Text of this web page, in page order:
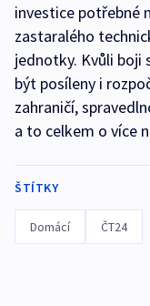
investice potřebné
zastaralého
jednotky. Kvůli boji
být posíleny i
zahraničí,
a to celkem o více
ŠTÍTKY
Domácí ČT24